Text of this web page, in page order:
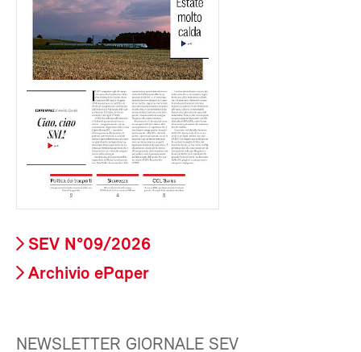
SEV N°09/2026
Archivio ePaper
NEWSLETTER GIORNALE SEV